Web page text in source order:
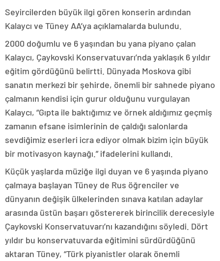
Seyircilerden büyük ilgi gören konserin ardından
Kalaycı ve Tüney AA’ya açıklamalarda bulundu.
2000 doğumlu ve 6 yaşından bu yana piyano çalan
Kalaycı, Çaykovski Konservatuvarı’nda yaklaşık 6 yıldır
eğitim gördüğünü belirtti. Dünyada Moskova gibi
sanatın merkezi bir şehirde, önemli bir sahnede piyano
çalmanın kendisi için gurur olduğunu vurgulayan
Kalaycı, “Gıpta ile baktığımız ve örnek aldığımız geçmiş
zamanın efsane isimlerinin de çaldığı salonlarda
sevdiğimiz eserleri icra ediyor olmak bizim için büyük
bir motivasyon kaynağı.” ifadelerini kullandı.
Küçük yaşlarda müziğe ilgi duyan ve 6 yaşında piyano
çalmaya başlayan Tüney de Rus öğrenciler ve
dünyanın değişik ülkelerinden sınava katılan adaylar
arasında üstün başarı göstererek birincilik derecesiyle
Çaykovski Konservatuvarı’nı kazandığını söyledi. Dört
yıldır bu konservatuvarda eğitimini sürdürdüğünü
aktaran Tüney, “Türk piyanistler olarak önemli